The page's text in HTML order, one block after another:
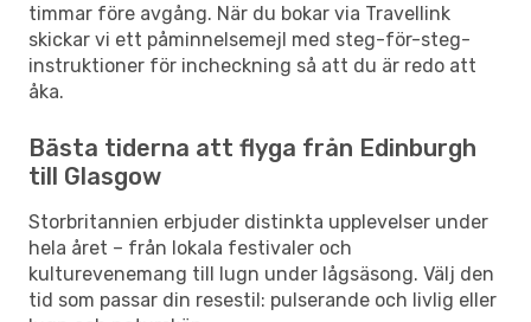
timmar före avgång. När du bokar via Travellink
skickar vi ett påminnelsemejl med steg-för-steg-
instruktioner för incheckning så att du är redo att
åka.
Bästa tiderna att flyga från Edinburgh
till Glasgow
Storbritannien erbjuder distinkta upplevelser under
hela året – från lokala festivaler och
kulturevenemang till lugn under lågsäsong. Välj den
tid som passar din resestil: pulserande och livlig eller